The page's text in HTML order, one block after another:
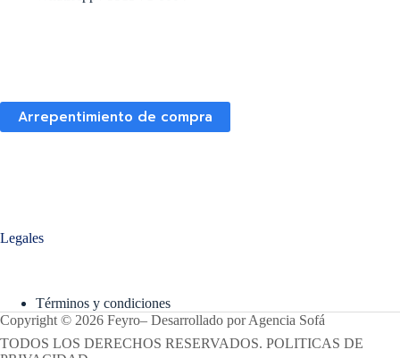
Arrepentimiento de compra
Legales
Términos y condiciones
Copyright © 2026 Feyro– Desarrollado porAgencia Sofá
TODOS LOS DERECHOS RESERVADOS. POLITICAS DE